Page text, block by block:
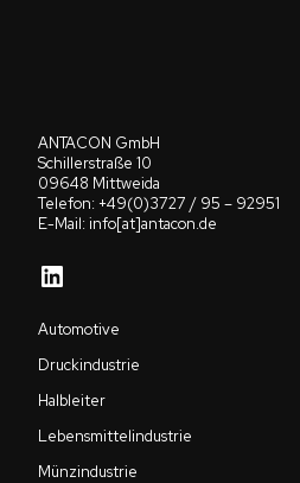
Beiträge
ANTACON GmbH
Schillerstraße 10
09648 Mittweida
Telefon: +49(0)3727 / 95 – 92951
E-Mail: info[at]antacon.de
LinkedIn
Automotive
Druckindustrie
Halbleiter
Lebensmittelindustrie
Münzindustrie